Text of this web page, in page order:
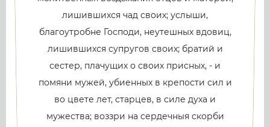
лишившихся чад своих; услыши,
благоутробне Господи, неутешных вдовиц,
лишившихся супругов своих; братий и
сестер, плачущих о своих присных, - и
помяни мужей, убиенных в крепости сил и
во цвете лет, старцев, в силе духа и
мужества; воззри на сердечныя скорби